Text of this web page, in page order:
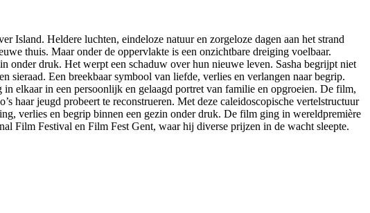
Island. Heldere luchten, eindeloze natuur en zorgeloze dagen aan het strand
thuis. Maar onder de oppervlakte is een onzichtbare dreiging voelbaar.
onder druk. Het werpt een schaduw over hun nieuwe leven. Sasha begrijpt niet
sieraad. Een breekbaar symbool van liefde, verlies en verlangen naar begrip.
elkaar in een persoonlijk en gelaagd portret van familie en opgroeien. De film,
haar jeugd probeert te reconstrueren. Met deze caleidoscopische vertelstructuur
verlies en begrip binnen een gezin onder druk. De film ging in wereldpremière
Film Festival en Film Fest Gent, waar hij diverse prijzen in de wacht sleepte.